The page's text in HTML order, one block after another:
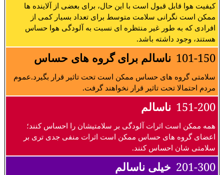
کیفیت هوا قابل قبول است با این حال، برای بعضی از آلاینده ها
ممکن است نگرانی سلامت متوسط برای تعداد بسیار کمی از
افرادی که به طور غیر منتظره ای نسبت به آلودگی هوا حساس
هستند، وجود داشته باشد.
101-150 ناسالم برای گروه های حساس
سلامتی گروه های حساس ممکن است تحت تاثیر قرار بگیرد.عموم
مردم احتمالا تحت تاثیر قرار نخواهند گرفت.
151-200 ناسالم
همه ممکن است اثرات آلودگی بر سلامتیشان را احساس کنند؛
اعضای گروه های حساس ممکن است اثرات منفی جدی تری بر
سلامتی شان احساس کنند.
201-300 خیلی ناسالم